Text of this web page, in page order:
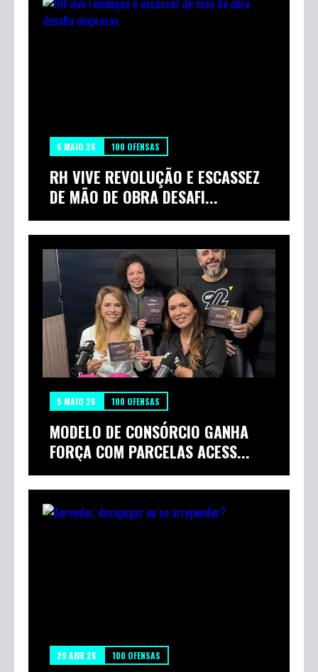
6 MAIO 26 100 OFENSAS
RH VIVE REVOLUÇÃO E ESCASSEZ
DE MÃO DE OBRA DESAFI...
5 MAIO 26 100 OFENSAS
MODELO DE CONSÓRCIO GANHA
FORÇA COM PARCELAS ACESS...
29 ABR 26 100 OFENSAS